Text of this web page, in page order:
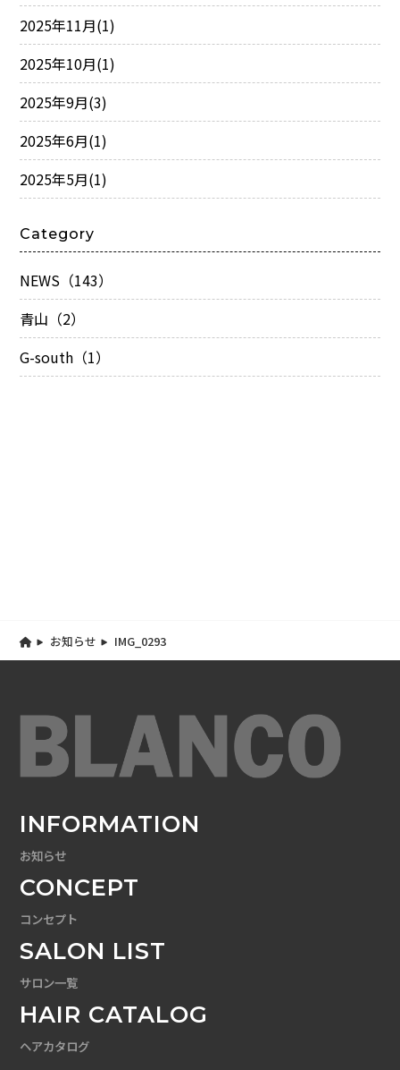
2025年11月(1)
2025年10月(1)
2025年9月(3)
2025年6月(1)
2025年5月(1)
Category
NEWS（143）
青山（2）
G-south（1）
お知らせ IMG_0293
INFORMATION
お知らせ
CONCEPT
コンセプト
SALON LIST
サロン一覧
HAIR CATALOG
ヘアカタログ